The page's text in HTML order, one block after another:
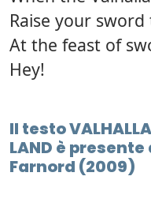
Raise your
At the feast of
Hey!
Il testo
LAND è
Farnord (2009)